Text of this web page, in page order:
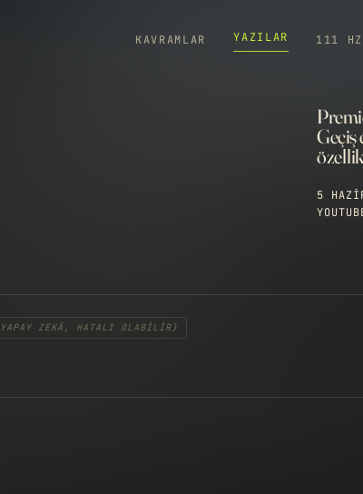
KAVRAMLAR YAZILAR 111 HZ
Geçiş
5
ZEKÂ, HATALI OLABILIR)